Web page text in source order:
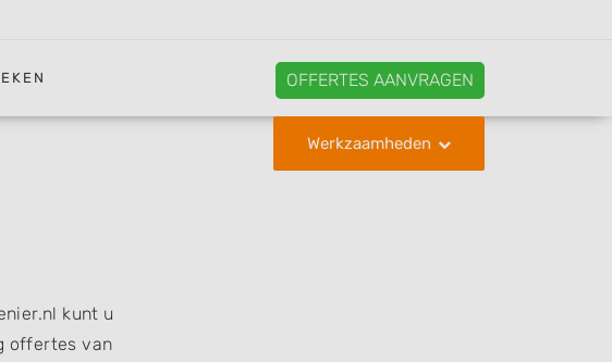
OFFERTES AANVRAGEN
Werkzaamheden
kunt u
offertes van